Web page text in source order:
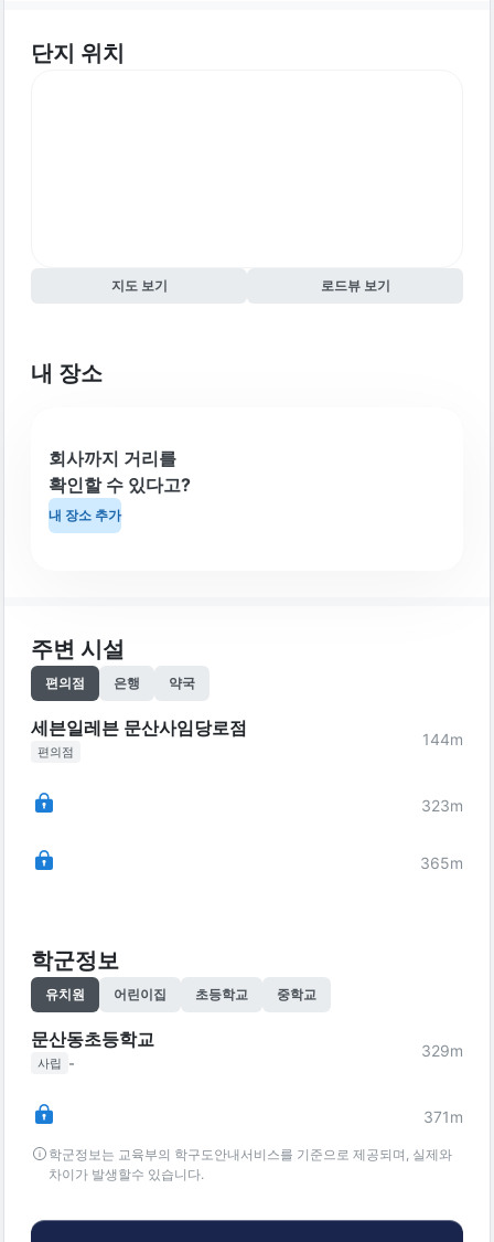
단지 위치
지도 보기 로드뷰 보기
내 장소
회사까지 거리를
확인할 수 있다고?
내 장소 추가
주변 시설
편의점 은행 약국
세븐일레븐 문산사임당로점
편의점
144m
323m
365m
학군정보
유치원 어린이집 초등학교 중학교
문산동초등학교
사립 -
329m
371m
학군정보는 교육부의 학구도안내서비스를 기준으로 제공되며, 실제와
차이가 발생할수 있습니다.